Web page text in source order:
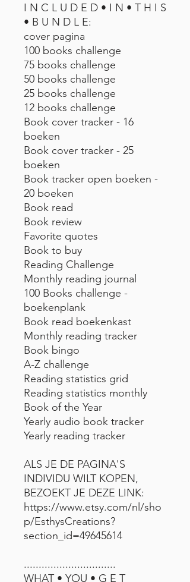
I N C L U D E D • I N • T H I S
• B U N D L E:
cover pagina
100 books challenge
75 books challenge
50 books challenge
25 books challenge
12 books challenge
Book cover tracker - 16
boeken
Book cover tracker - 25
boeken
Book tracker open boeken -
20 boeken
Book read
Book review
Favorite quotes
Book to buy
Reading Challenge
Monthly reading journal
100 Books challenge -
boekenplank
Book read boekenkast
Monthly reading tracker
Book bingo
A-Z challenge
Reading statistics grid
Reading statistics monthly
Book of the Year
Yearly audio book tracker
Yearly reading tracker
ALS JE DE PAGINA'S
INDIVIDU WILT KOPEN,
BEZOEKT JE DEZE LINK:
https://www.etsy.com/nl/sho
p/EsthysCreations?
section_id=49645614
...............................
WHAT • YOU • G E T